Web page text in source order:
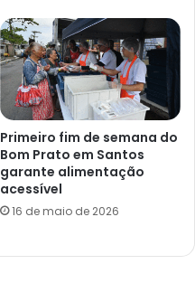
Primeiro fim de semana do
Bom Prato em Santos
garante alimentação
acessível
16 de maio de 2026